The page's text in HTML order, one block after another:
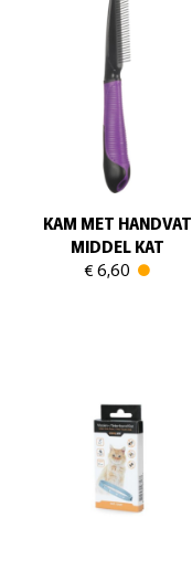
KAM MET HANDVAT
MIDDEL KAT
€ 6,60